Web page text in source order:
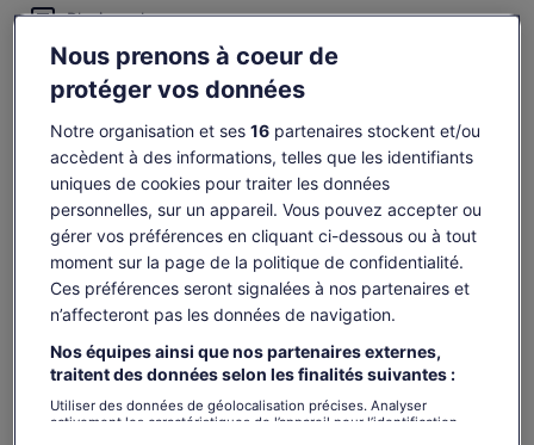
Plusieurs langues
Aperçu
Suivez les pas de James Bond dans les Sassi de Matera
Voir la cathédrale où a été filmé le saut de Bond
Visitez les principaux sites de poursuite automobile de
Mourir peut attendre
Promenade le long de la Via Muro, qui figure dans
l'évasion de Bond.
Afficher plus
Disponibilité
Nous prenons à coeur de
protéger vos données
Notre organisation et ses 16partenaires stockent et/ou
accèdent à des informations, telles que les identifiants
uniques de cookies pour traiter les données
personnelles, sur un appareil. Vous pouvez accepter ou
gérer vos préférences en cliquant ci-dessous ou à tout
moment sur la page de la politique de confidentialité.
Ces préférences seront signalées à nos partenaires et
n’affecteront pas les données de navigation.
Nos équipes ainsi que nos partenaires externes,
traitent des données selon les finalités suivantes :
Utiliser des données de géolocalisation précises. Analyser
activement les caractéristiques de l’appareil pour l’identification.